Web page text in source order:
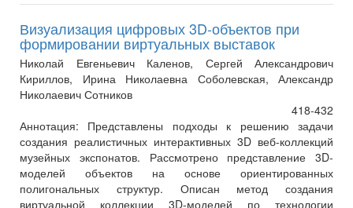
Визуализация цифровых 3D-объектов при
формировании виртуальных выставок
Николай Евгеньевич Каленов, Сергей Александрович
Кириллов, Ирина Николаевна Соболевская, Александр
Николаевич Сотников
418-432
Аннотация: Представлены подходы к решению задачи
создания реалистичных интерактивных 3D веб-коллекций
музейных экспонатов. Рассмотрено представление 3D-
моделей объектов на основе ориентированных
полигональных структур. Описан метод создания
виртуальной коллекции 3D-моделей по технологии